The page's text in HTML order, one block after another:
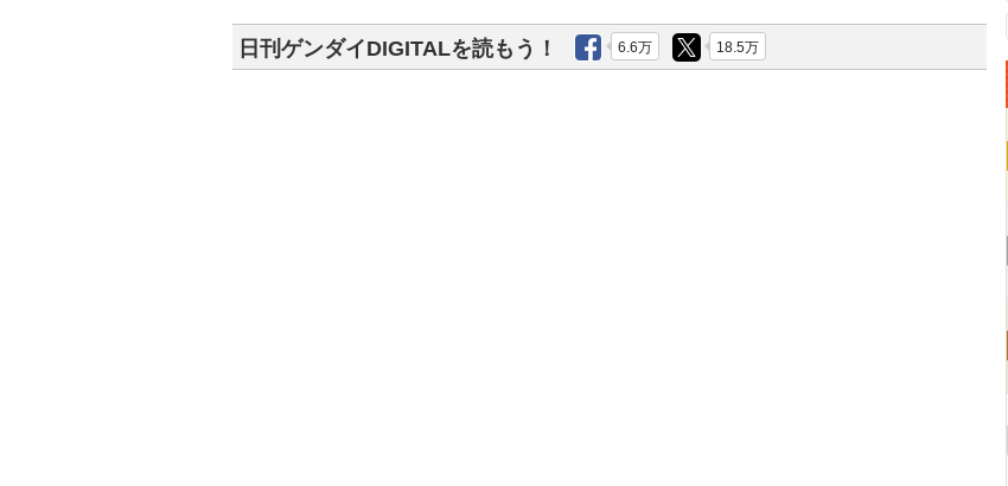
日刊ゲンダイDIGITALを読もう！ 6.6万 18.5万